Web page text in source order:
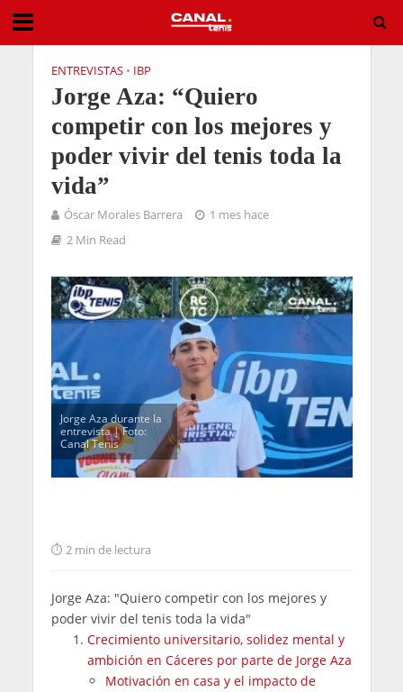
ENTREVISTAS • IBP
Jorge Aza: “Quiero
competir con los mejores y
poder vivir del tenis toda la
vida”
Óscar Morales Barrera
1 mes hace
2 Min Read
Jorge Aza durante la
entrevista | Foto:
Canal Tenis
2 min de lectura
Jorge Aza: "Quiero competir con los mejores y
poder vivir del tenis toda la vida"
Crecimiento universitario, solidez mental y
ambición en Cáceres por parte de Jorge Aza
Motivación en casa y el impacto de